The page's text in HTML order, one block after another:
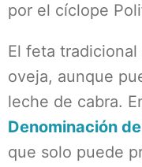
por el cíclope
El feta
oveja, aunque
leche de cabra.
Denominación
que solo puede